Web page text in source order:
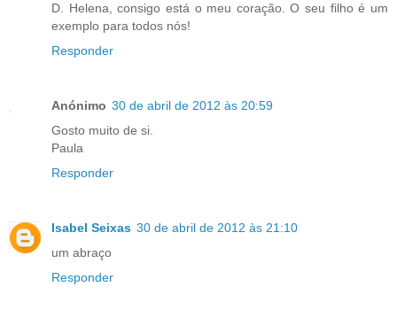
D. Helena, consigo está o meu coração. O seu filho é um
exemplo para todos nós!
Responder
Anónimo 30 de abril de 2012 às 20:59
Gosto muito de si.
Paula
Responder
Isabel Seixas 30 de abril de 2012 às 21:10
um abraço
Responder